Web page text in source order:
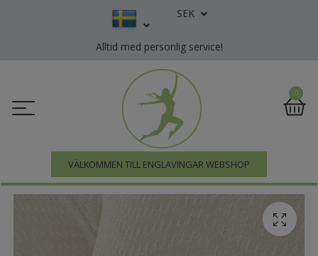
SEK
Alltid med personlig service!
VÄLKOMMEN TILL ENGLAVINGAR WEBSHOP
0